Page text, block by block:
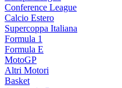
Conference League
Calcio Estero
Supercoppa Italiana
Formula 1
Formula E
MotoGP
Altri Motori
Basket